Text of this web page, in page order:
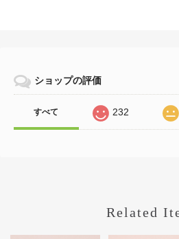
ショップの評価
すべて 232
Related